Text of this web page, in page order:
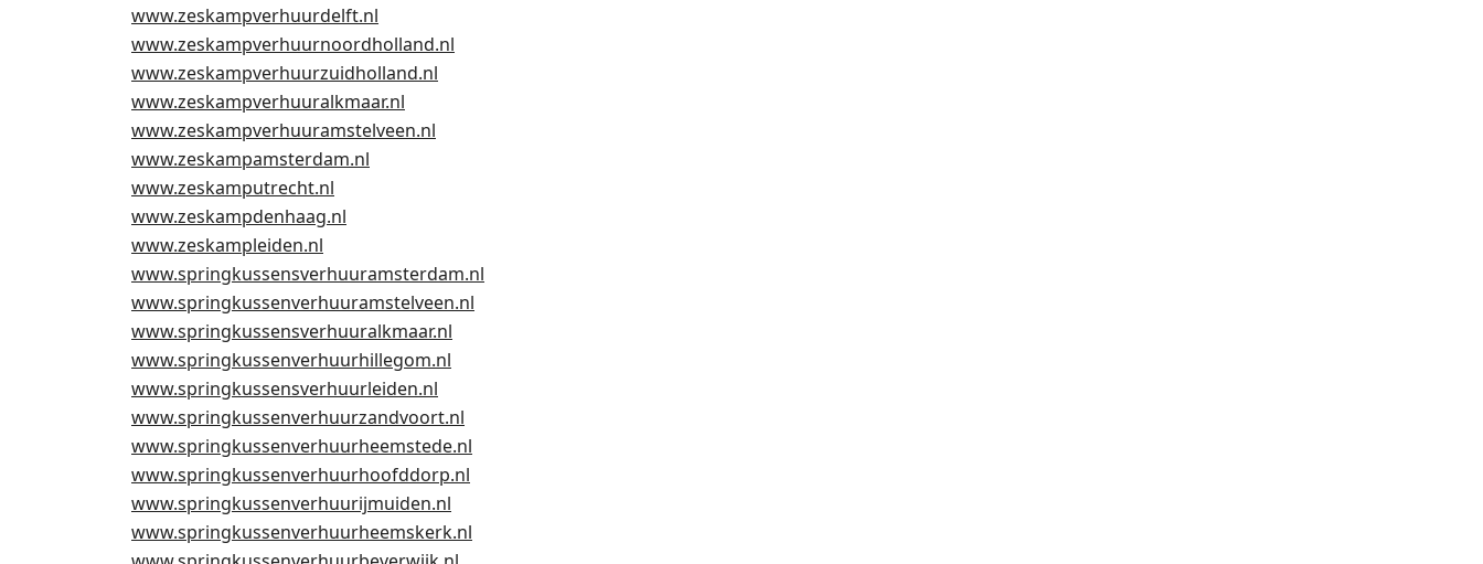
www.zeskampverhuurdelft.nl
www.zeskampverhuurnoordholland.nl
www.zeskampverhuurzuidholland.nl
www.zeskampverhuuralkmaar.nl
www.zeskampverhuuramstelveen.nl
www.zeskampamsterdam.nl
www.zeskamputrecht.nl
www.zeskampdenhaag.nl
www.zeskampleiden.nl
www.springkussensverhuuramsterdam.nl
www.springkussenverhuuramstelveen.nl
www.springkussensverhuuralkmaar.nl
www.springkussenverhuurhillegom.nl
www.springkussensverhuurleiden.nl
www.springkussenverhuurzandvoort.nl
www.springkussenverhuurheemstede.nl
www.springkussenverhuurhoofddorp.nl
www.springkussenverhuurijmuiden.nl
www.springkussenverhuurheemskerk.nl